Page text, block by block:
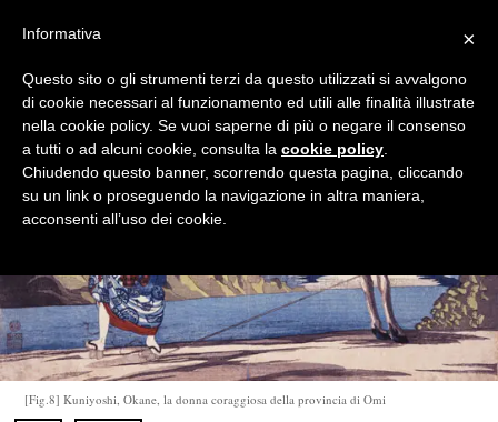
[Fig.8] Kuniyoshi, Okane, la donna coraggiosa della provincia di Omi
×
Informativa
Questo sito o gli strumenti terzi da questo utilizzati si avvalgono
di cookie necessari al funzionamento ed utili alle finalità illustrate
nella cookie policy. Se vuoi saperne di più o negare il consenso
a tutti o ad alcuni cookie, consulta la cookie policy
Chiudendo questo banner, scorrendo questa pagina, cliccando
su un link o proseguendo la navigazione in altra maniera,
acconsenti all’uso dei cookie.